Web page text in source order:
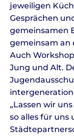
jeweiligen
Gesprächen
gemeinsamen
gemeinsam an
Auch
Jung und Alt.
„Lassen wir
so alles für uns